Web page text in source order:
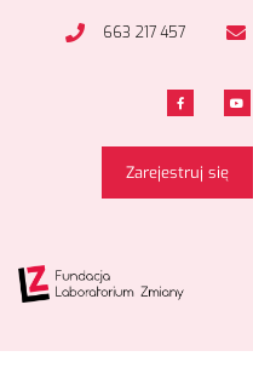
663 217 457
Zarejestruj się